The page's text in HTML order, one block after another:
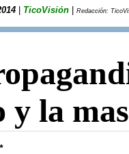
| TicoVisión| Redacción:
y la